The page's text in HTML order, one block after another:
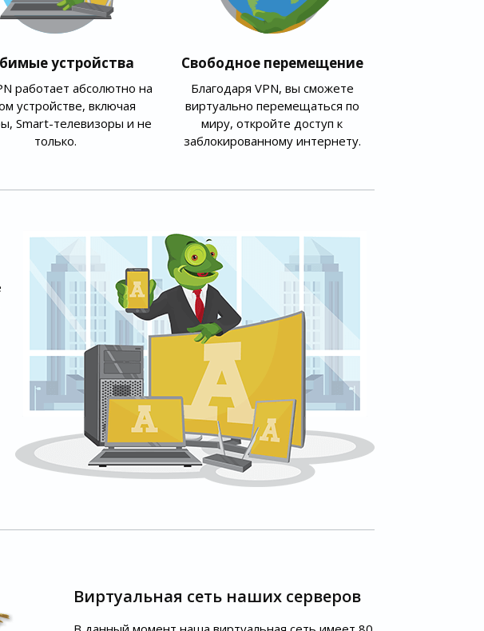
устройства
работает абсолютно на
устройстве, включая
Smart-телевизоры и не
только.
Свободное перемещение
Благодаря VPN, вы сможете
виртуально перемещаться по
миру, откройте доступ к
заблокированному интернету.
Виртуальная сеть наших серверов